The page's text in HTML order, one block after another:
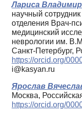
Лариса
научный
отделения Врач-
медицинский
неврологии им.
Санкт-Петербург,
https://orcid.org/
i@kasyan.ru
Ярослав
Москва,
https://orcid.org/